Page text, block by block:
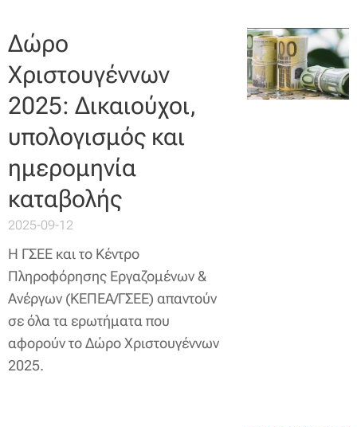
Δώρο
Χριστουγέννων
2025: Δικαιούχοι,
υπολογισμός και
ημερομηνία
καταβολής
2025-09-12
Η ΓΣΕΕ και το Κέντρο
Πληροφόρησης Εργαζομένων &
Ανέργων (ΚΕΠΕΑ/ΓΣΕΕ) απαντούν
σε όλα τα ερωτήματα που
αφορούν το Δώρο Χριστουγέννων
2025.